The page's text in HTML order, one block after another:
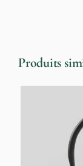
Produits